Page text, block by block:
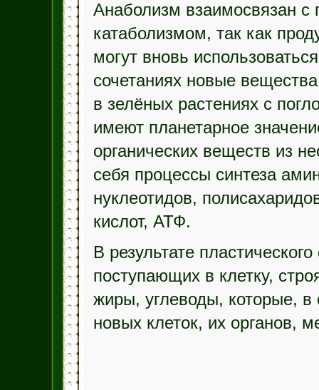
Анаболизм взаимосвязан
катаболизмом, так как
могут вновь
сочетаниях новые
в зелёных растениях с
имеют планетарное
органических веществ из
себя процессы синтеза
нуклеотидов,
кислот, АТФ.
В результате
поступающих в клетку,
жиры, углеводы, которые, в
новых клеток, их органов,